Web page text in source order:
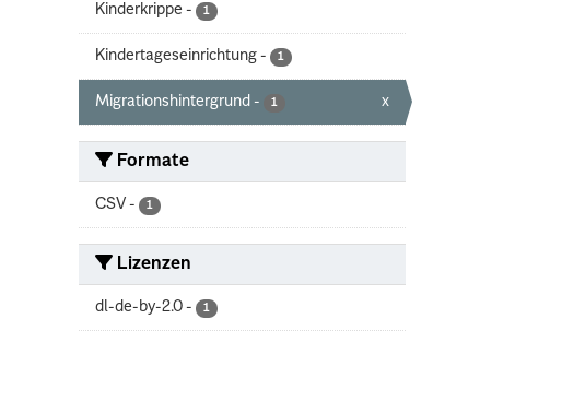
Kinderkrippe - 1
Kindertageseinrichtung - 1
Migrationshintergrund - 1 x
Formate
CSV - 1
Lizenzen
dl-de-by-2.0 - 1